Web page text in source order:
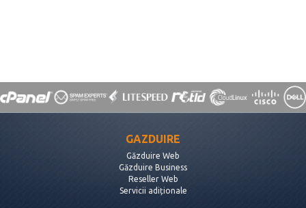
GAZDUIRE
Găzduire Web
Găzduire Business
Reseller Web
Servicii adiționale